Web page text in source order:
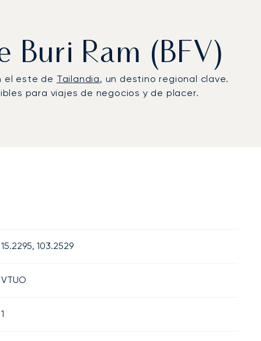
Buri Ram (BFV)
el este de Tailandia, un destino regional clave.
para viajes de negocios y de placer.
15.2295, 103.2529
VTUO
1